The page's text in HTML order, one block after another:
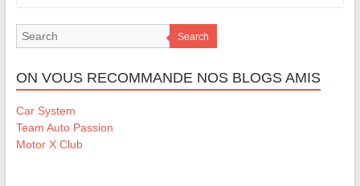
Search
ON VOUS RECOMMANDE NOS BLOGS AMIS
Car System
Team Auto Passion
Motor X Club